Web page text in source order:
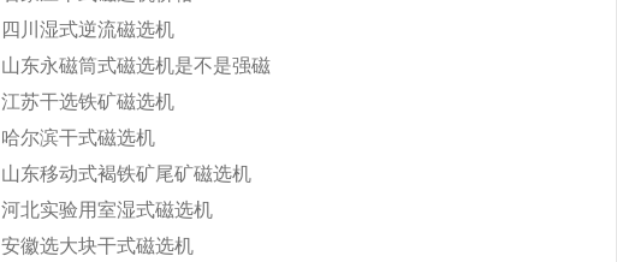
四川湿式逆流磁选机
山东永磁筒式磁选机是不是强磁
江苏干选铁矿磁选机
哈尔滨干式磁选机
山东移动式褐铁矿尾矿磁选机
河北实验用室湿式磁选机
安徽选大块干式磁选机